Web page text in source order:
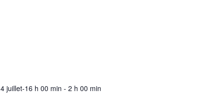
4 juillet-16 h 00 min -2 h 00 min